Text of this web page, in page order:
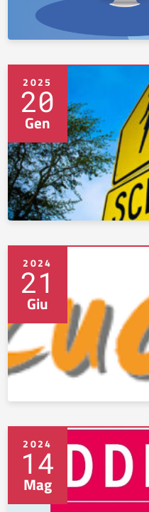
2025
20
Gen
2024
21
Giu
2024
14
Mag